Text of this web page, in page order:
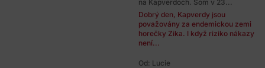
na Kapverdoch. Som v 23...
Dobrý den, Kapverdy jsou
považovány za endemickou zemi
horečky Zika. I když riziko nákazy
není...
Od: Lucie